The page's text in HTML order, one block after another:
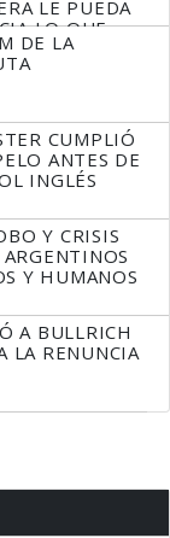
LE PUEDA
LO QUE
DE LA
CUMPLIÓ
ANTES DE
INGLÉS
Y CRISIS
Y HUMANOS
A BULLRICH
LA RENUNCIA